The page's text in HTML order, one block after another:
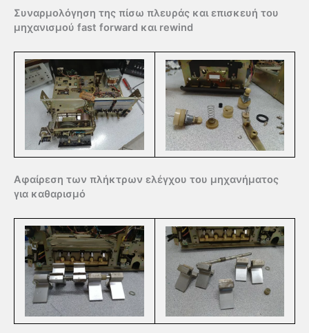
Συναρμολόγηση της πίσω πλευράς και επισκευή του
μηχανισμού fast forward και rewind
Αφαίρεση των πλήκτρων ελέγχου του μηχανήματος
για καθαρισμό